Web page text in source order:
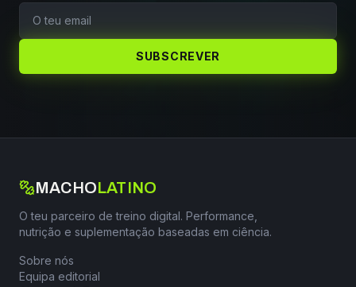
SUBSCREVER
MACHOLATINO
O teu parceiro de treino digital. Performance,
nutrição e suplementação baseadas em ciência.
Sobre nós
Equipa editorial